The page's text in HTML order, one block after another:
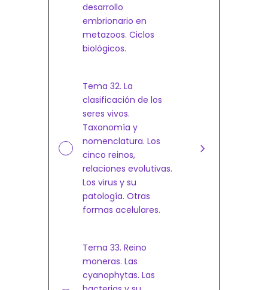
desarrollo
embrionario en
metazoos. Ciclos
biológicos.
Tema 32. La
clasificación de los
seres vivos.
Taxonomía y
nomenclatura. Los
cinco reinos,
relaciones evolutivas.
Los virus y su
patología. Otras
formas acelulares.
Tema 33. Reino
moneras. Las
cyanophytas. Las